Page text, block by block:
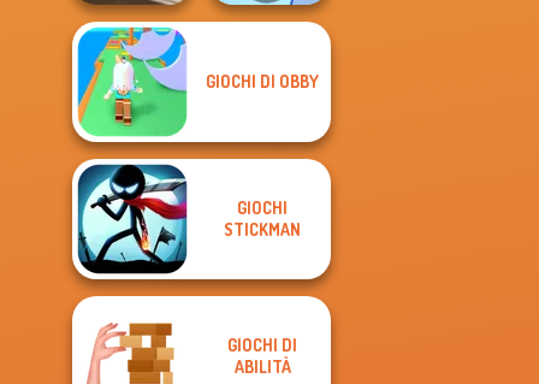
Highway Cars
Traffic Racer
GIOCHI DI OBBY
GIOCHI
STICKMAN
GIOCHI DI
ABILITÀ